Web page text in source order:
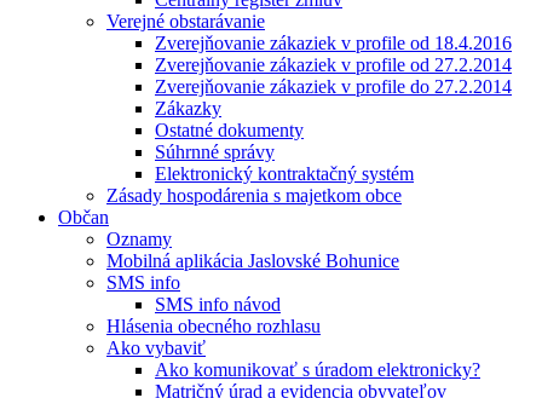
Verejné obstarávanie
Zverejňovanie zákaziek v profile od 18.4.2016
Zverejňovanie zákaziek v profile od 27.2.2014
Zverejňovanie zákaziek v profile do 27.2.2014
Zákazky
Ostatné dokumenty
Súhrnné správy
Elektronický kontraktačný systém
Zásady hospodárenia s majetkom obce
Občan
Oznamy
Mobilná aplikácia Jaslovské Bohunice
SMS info
SMS info návod
Hlásenia obecného rozhlasu
Ako vybaviť
Ako komunikovať s úradom elektronicky?
Matričný úrad a evidencia obyvateľov